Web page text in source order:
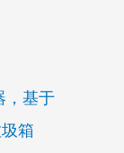
，基于
箱